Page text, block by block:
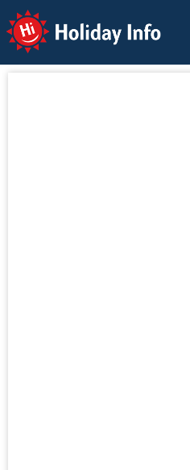
Holiday Info